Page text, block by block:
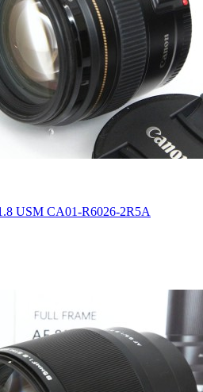
USM CA01-R6026-2R5A